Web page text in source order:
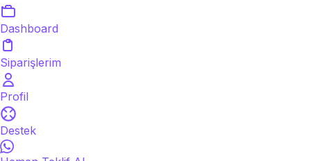
Dashboard
Siparişlerim
Profil
Destek